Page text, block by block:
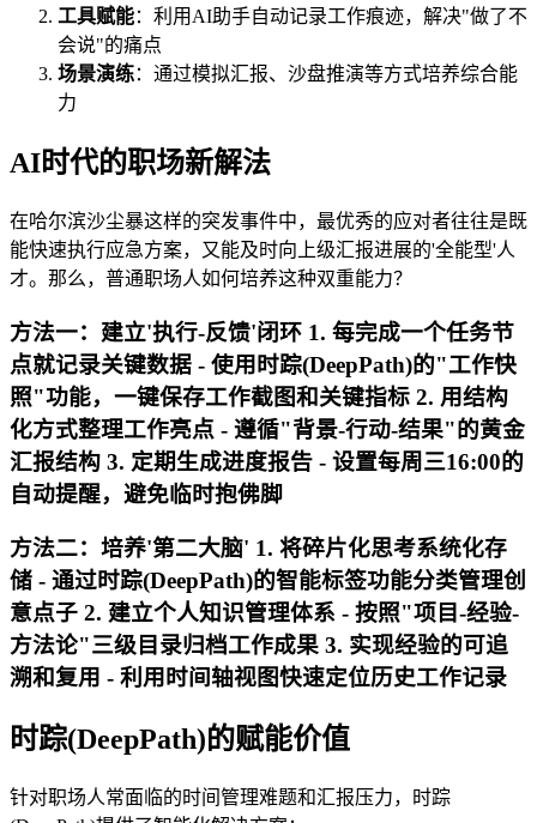
工具赋能：利用AI助手自动记录工作痕迹，解决"做了不
会说"的痛点
场景演练：通过模拟汇报、沙盘推演等方式培养综合能
力
AI时代的职场新解法
在哈尔滨沙尘暴这样的突发事件中，最优秀的应对者往往是既
能快速执行应急方案，又能及时向上级汇报进展的'全能型'人
才。那么，普通职场人如何培养这种双重能力？
方法一：建立'执行-反馈'闭环 1. 每完成一个任务节
点就记录关键数据 - 使用时踪(DeepPath)的"工作快
照"功能，一键保存工作截图和关键指标 2. 用结构
化方式整理工作亮点 - 遵循"背景-行动-结果"的黄金
汇报结构 3. 定期生成进度报告 - 设置每周三16:00的
自动提醒，避免临时抱佛脚
方法二：培养'第二大脑' 1. 将碎片化思考系统化存
储 - 通过时踪(DeepPath)的智能标签功能分类管理创
意点子 2. 建立个人知识管理体系 - 按照"项目-经验-
方法论"三级目录归档工作成果 3. 实现经验的可追
溯和复用 - 利用时间轴视图快速定位历史工作记录
时踪(DeepPath)的赋能价值
针对职场人常面临的时间管理难题和汇报压力，时踪